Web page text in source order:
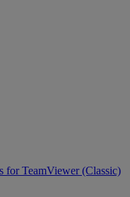
for TeamViewer (Classic)